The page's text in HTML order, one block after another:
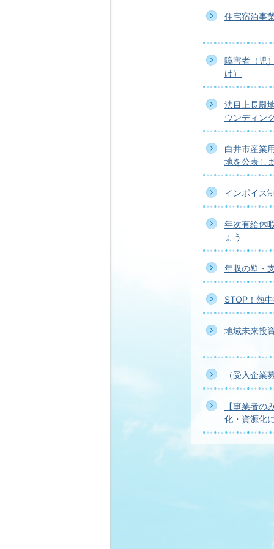
住宅宿泊事
障害者（児
け）
法目上長殿
ウンディン
白井市産業
地を公表し
インボイス
年次有給休
ょう
年収の壁・
STOP！熱
地域未来投
（受入企業
【事業者の
化・資源化